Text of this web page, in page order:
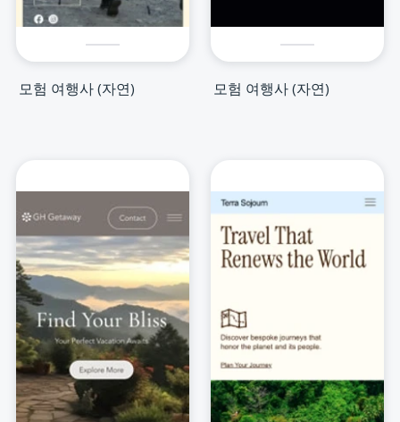
모험 여행사 (자연) 모험 여행사 (자연)